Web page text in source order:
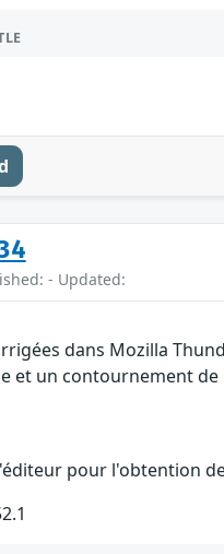
- Updated:
dans Mozilla
et un contournement
pour l'obtention